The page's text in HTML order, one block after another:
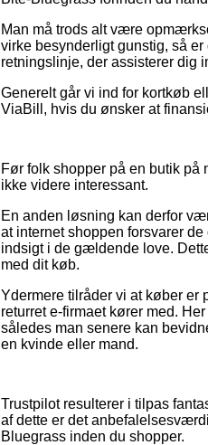
Man må trods alt være
virke besynderligt gunstig, så
retningslinje, der assisterer dig
Generelt går vi ind for kortkøb
ViaBill, hvis du ønsker at
Før folk shopper på en butik på
ikke videre interessant.
En anden løsning kan derfor
at internet shoppen forsvarer
indsigt i de gældende love.
med dit køb.
Ydermere tilråder vi at køber er
returret e-firmaet kører med.
således man senere kan
en kvinde eller mand.
Trustpilot resulterer i tilpas
af dette er det
Bluegrass inden du shopper.